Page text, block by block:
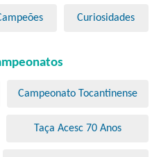
Curiosidades
Campeonato Tocantinense
Taça Acesc 70 Anos